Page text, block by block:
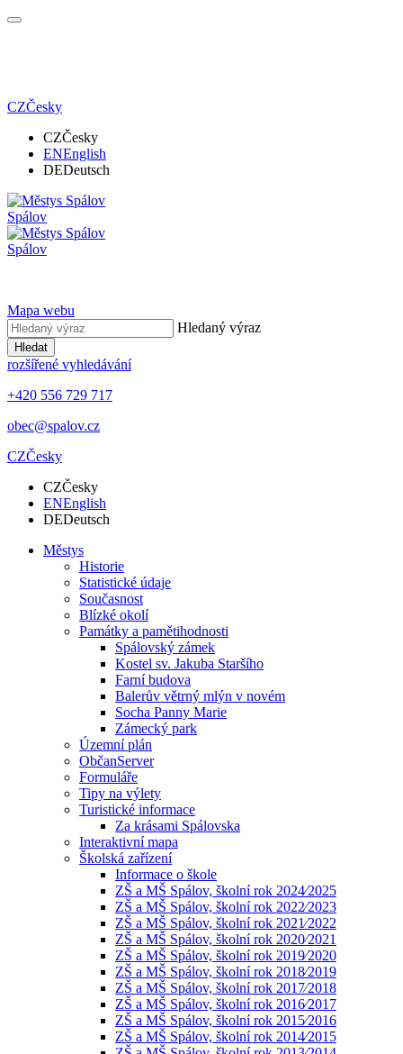
CZČesky
CZČesky
ENEnglish
DEDeutsch
Spálov
Spálov
Mapa webu
Hledaný výraz
Hledat
rozšířené vyhledávání
+420 556 729 717
obec@spalov.cz
CZČesky
CZČesky
ENEnglish
DEDeutsch
Městys
Historie
Statistické údaje
Současnost
Blízké okolí
Památky a pamětihodnosti
Spálovský zámek
Kostel sv. Jakuba Staršího
Farní budova
Balerův větrný mlýn v novém
Socha Panny Marie
Zámecký park
Územní plán
ObčanServer
Formuláře
Tipy na výlety
Turistické informace
Za krásami Spálovska
Interaktivní mapa
Školská zařízení
Informace o škole
ZŠ a MŠ Spálov, školní rok 2024⁄2025
ZŠ a MŠ Spálov, školní rok 2022⁄2023
ZŠ a MŠ Spálov, školní rok 2021⁄2022
ZŠ a MŠ Spálov, školní rok 2020⁄2021
ZŠ a MŠ Spálov, školní rok 2019⁄2020
ZŠ a MŠ Spálov, školní rok 2018⁄2019
ZŠ a MŠ Spálov, školní rok 2017⁄2018
ZŠ a MŠ Spálov, školní rok 2016⁄2017
ZŠ a MŠ Spálov, školní rok 2015⁄2016
ZŠ a MŠ Spálov, školní rok 2014⁄2015